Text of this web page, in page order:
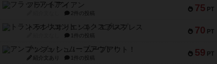
75 PT
フラットアイアン
2件の投稿
70 PT
トランスオリエント・エクスプレス
1件の投稿
59 PT
アンブッシュ！：ムーブアウト！
紹介文あり 1件の投稿